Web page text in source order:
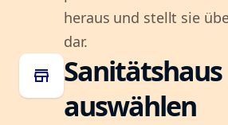
heraus und stellt sie
dar.
store
Sanitätshaus
auswählen